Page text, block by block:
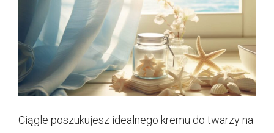
Ciągle poszukujesz idealnego kremu do twarzy na